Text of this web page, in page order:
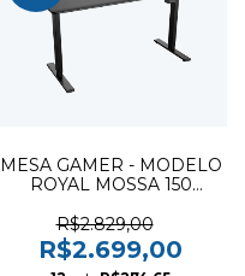
MESA GAMER - MODELO
ROYAL MOSSA 150
R$2.829,00
R$2.699,00